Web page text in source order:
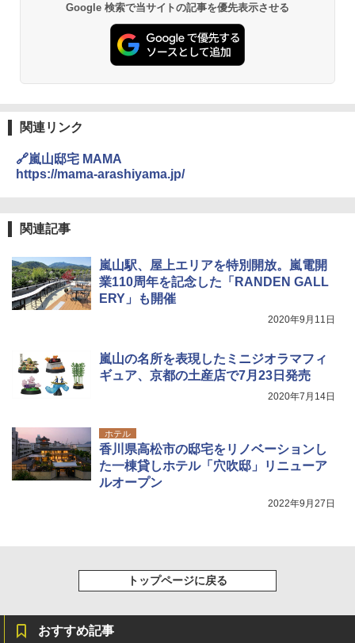
PYKES PEAK (パイクスピーク) 着替えテン
ト プライバシー テント 【中が透けない】 1
人用 折りたたみ 防災グッズ 災害用トイレ ビ
ーチ ピクニック ポップアップテント 携帯 簡
テント ワンタッチ RENEW 幅200 2-3人用 43
500002(88859)
広げるだけ パッとサッとテント ブラックコ
ーティング フルクローズ メッシュ 3-4人用
簡単設置 ポップアップテント エクルベージ
ュ(BC仕様) PATC-150B(EB)
[キャンパーズコレクション 山善] 傘みたいに
広げるだけ パッとサッとテント キューブワ
テント PATCW-200B エクルベージュ
￥15,990
026リニューアル 急速冷凍 空間倍増 衛生的
コンパクト 保冷力長持ち
￥2,980
￥6,999
付き ヒグマ・イノシシ対策 自治体・教育機
関の購入実績 登山・キャンプ・アウトドア・
防災用品 長期保存可能 緊急時用 日本国内発
送
着替えテント トイレテント 透けない【換気
通気窓付き】収納袋付き UVカット 防水 防災
￥3,080
Google 検索で当サイトの記事を優先表示させる
関連リンク
🔗嵐山邸宅 MAMA
https://mama-arashiyama.jp/
関連記事
嵐山駅、屋上エリアを特別開放。嵐電開
業110周年を記念した「RANDEN GALL
ERY」も開催
2020年9月11日
嵐山の名所を表現したミニジオラマフィ
ギュア、京都の土産店で7月23日発売
2020年7月14日
ホテル
香川県高松市の邸宅をリノベーションし
た一棟貸しホテル「穴吹邸」リニューア
ルオープン
2022年9月27日
トップページに戻る
おすすめ記事